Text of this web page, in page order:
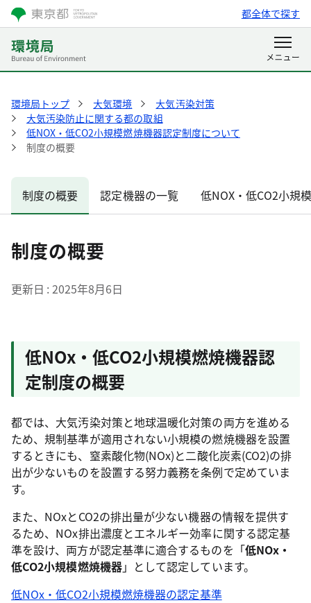
都全体で探す
環境局トップ 大気環境
大気汚染対策
大気汚染防止に関する都の取組
低NOX・低CO2小規模燃焼機器認定制度について
制度の概要
制度の概要 認定機器の一覧 低NOX・低CO2小規
制度の概要
更新日 2025年8月6日
低NOx・低CO2小規模燃焼機器認
定制度の概要
都では、大気汚染対策と地球温暖化対策の両方を進める
ため、規制基準が適用されない小規模の燃焼機器を設置
するときにも、窒素酸化物(NOx)と二酸化炭素(CO2)の排
出が少ないものを設置する努力義務を条例で定めていま
す。
また、NOxとCO2の排出量が少ない機器の情報を提供す
るため、NOx排出濃度とエネルギー効率に関する認定基
準を設け、両方が認定基準に適合するものを「低NOx・
低CO2小規模燃焼機器」として認定しています。
低NOx・低CO2小規模燃焼機器の認定基準